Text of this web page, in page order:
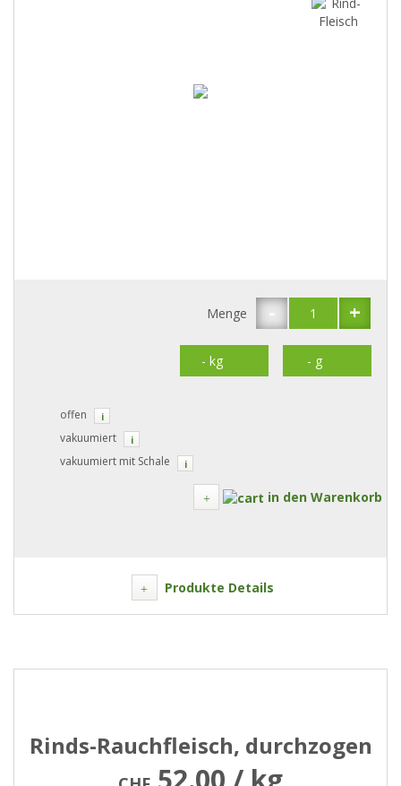
Produkte Details
- +
Menge
offen i
vakuumiert i
vakuumiert mit Schale i
in den Warenkorb
Rinds-Rauchfleisch, durchzogen